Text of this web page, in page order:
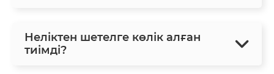
Неліктен шетелге көлік алған
тиімді?